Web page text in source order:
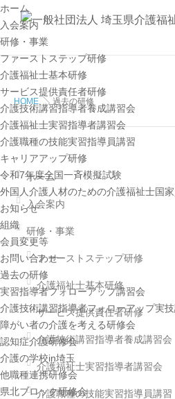
ホーム
入会案内
研修・事業
ファーストステップ研修
介護福祉士基本研修
サービス提供責任者研修
介護技術講習指導者養成講習会
介護福祉士実習指導者講習会
介護職種の技能実習指導員講習
キャリアアップ研修
令和7年度全国一斉模擬試験
外国人介護人材のための介護福祉士国
お知らせ
組織
会員変更等
お問い合わせ
過去の研修
実習指導者フォローアップ講習会
介護技術講習指導者フォローアップ実
障がい者の介護を考える研修会
認知症介護研修会
介護の学校in埼玉
他職種連携研修会
県北ブロック研修会
HOME 過去の研修
ホーム
入会案内
研修・事業
ファーストステップ研修
介護福祉士基本研修
サービス提供責任者研修
介護技術講習指導者養成講習会
介護福祉士実習指導者講習会
介護職種の技能実習指導員講習